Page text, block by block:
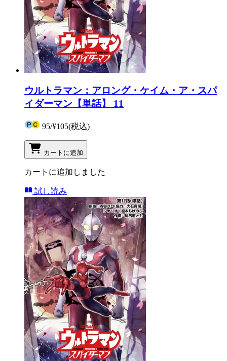
ウルトラマン：アロング・ケイム・ア・スパ
イダーマン【単話】 11
95/¥105(税込)
カートに追加
カートに追加しました
試し読み